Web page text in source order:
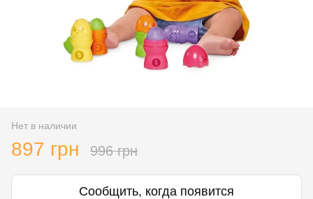
Нет в наличии
897 грн 996 грн
Сообщить, когда появится